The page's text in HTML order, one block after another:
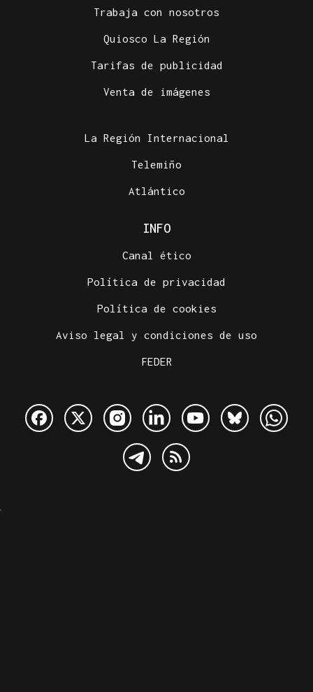
Trabaja con nosotros
Quiosco La Región
Tarifas de publicidad
Venta de imágenes
La Región Internacional
Telemiño
Atlántico
INFO
Canal ético
Política de privacidad
Política de cookies
Aviso legal y condiciones de uso
FEDER